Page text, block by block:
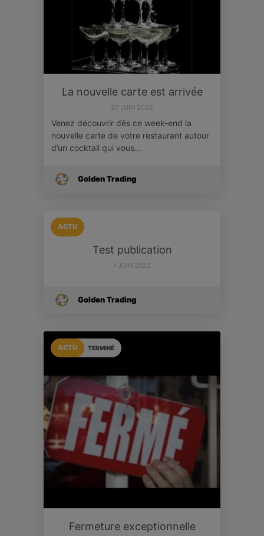
La nouvelle carte est arrivée
27 JUIN 2022
Venez découvrir dès ce week-end la
nouvelle carte de votre restaurant autour
d’un cocktail qui vous…
Golden Trading
ACTU
Test publication
1 JUIN 2022
Golden Trading
TERMINÉ
ACTU
Fermeture exceptionnelle